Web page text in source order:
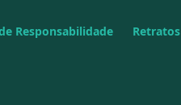
Responsabilidade Retratos